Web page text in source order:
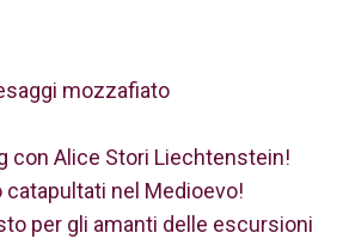
mozzafiato
con Alice Stori Liechtenstein!
nel Medioevo!
per gli amanti delle escursioni